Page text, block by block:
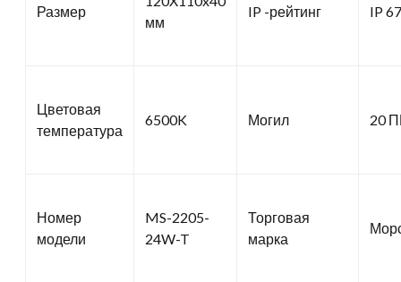
Размер
мм
IP -рейтинг IP 67
Цветовая
температура
6500K Могил 20
Номер
модели
MS-2205-
24W-T
Торговая
марка